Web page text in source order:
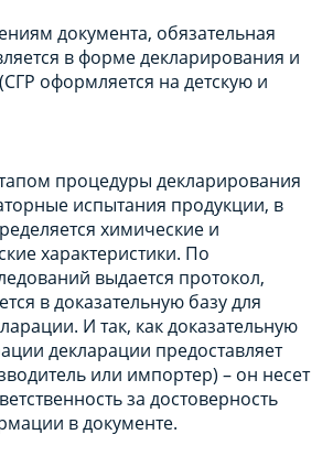
документа, обязательная
в форме декларирования и
оформляется на детскую и
процедуры декларирования
испытания продукции, в
химические и
характеристики. По
выдается протокол,
в доказательную базу для
И так, как доказательную
декларации предоставляет
или импортер) – он несет
за достоверность
в документе.